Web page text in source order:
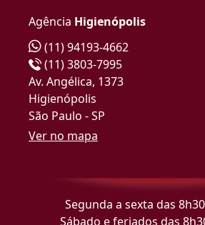
Agência Higienópolis
(11) 94193-4662
(11) 3803-7995
Av. Angélica, 1373
Higienópolis
São Paulo - SP
Ver no mapa
Segunda a sexta das
Sábado e feriados das